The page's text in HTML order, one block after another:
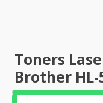
Toners
Brother HL-